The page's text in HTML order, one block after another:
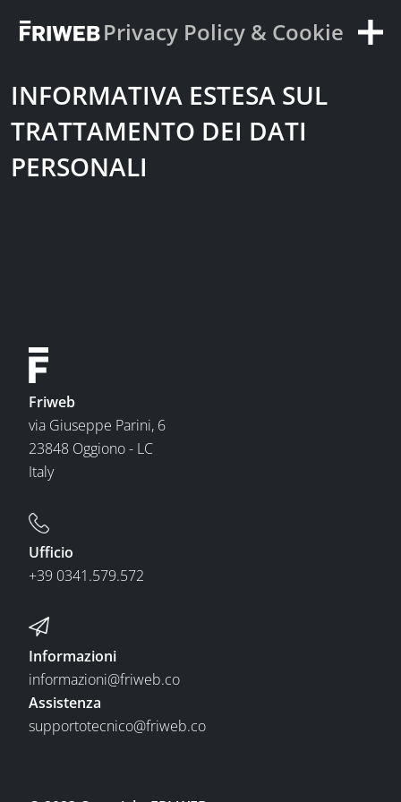
Privacy Policy & Cookie
INFORMATIVA ESTESA SUL
TRATTAMENTO DEI DATI
PERSONALI
Friweb
via Giuseppe Parini, 6
23848 Oggiono - LC
Italy
Ufficio
+39 0341.579.572
Informazioni
informazioni@friweb.co
Assistenza
supportotecnico@friweb.co